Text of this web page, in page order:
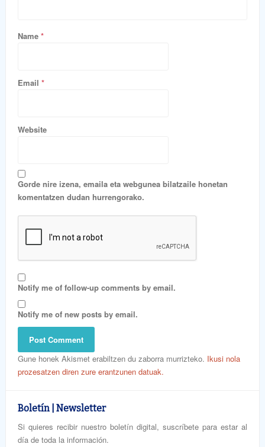
Name *
Email *
Website
Gorde nire izena, emaila eta webgunea bilatzaile honetan
komentatzen dudan hurrengorako.
Notify me of follow-up comments by email.
Notify me of new posts by email.
Gune honek Akismet erabiltzen du zaborra murrizteko. Ikusi nola
prozesatzen diren zure erantzunen datuak.
Boletín | Newsletter
Si quieres recibir nuestro boletín digital, suscríbete para estar al
día de toda la información.